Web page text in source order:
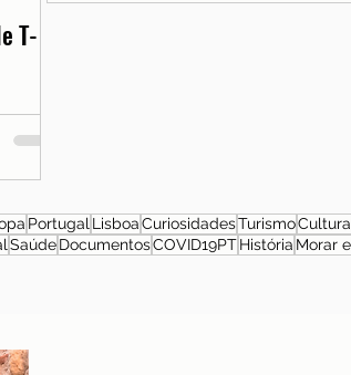
T-
Portugal LisboaCuriosidadesTurismoCultura
Saúde DocumentosCOVID19PT História Morar